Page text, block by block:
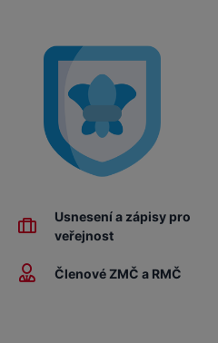
Usnesení a zápisy pro
veřejnost
Členové ZMČ a RMČ